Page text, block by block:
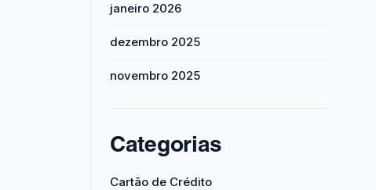
janeiro 2026
dezembro 2025
novembro 2025
Categorias
Cartão de Crédito